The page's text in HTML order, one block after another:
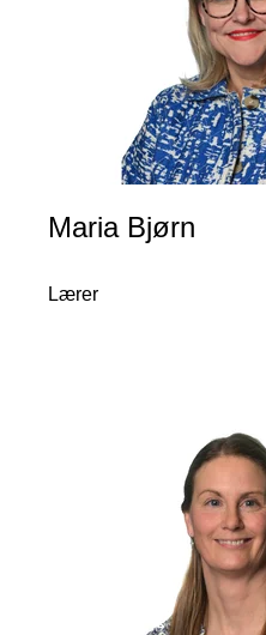
Maria Bjørn
Lærer